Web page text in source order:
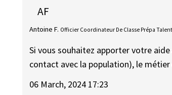
AF
Antoine F. Officier Coordinateur De Classe Prépa
Si vous souhaitez apporter votre
contact avec la population), le
06 March, 2024 17:23